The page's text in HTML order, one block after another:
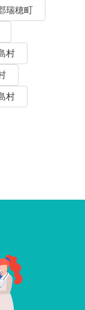
瑞穂町
村
村